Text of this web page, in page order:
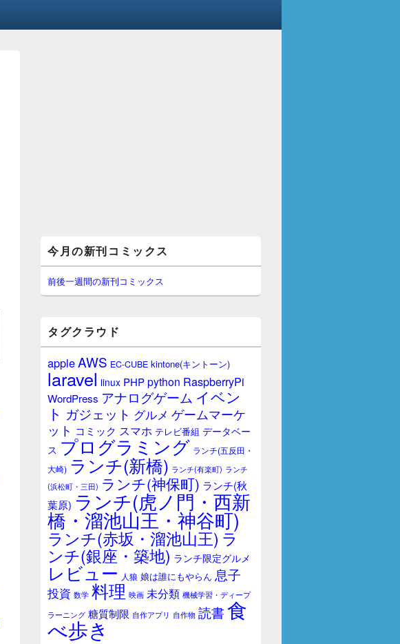
イ
ン
サ
イ
ー
ジ
ッ
ト
今月の新刊コミックス
前後一週間の新刊コミックス
タグクラウド
appleAWS EC-CUBE kintone(キントーン)
laravel linux PHPpython RaspberryPi
WordPress アナログゲーム イベン
ト ガジェット グルメ ゲームマーケ
ット コミック スマホ テレビ番組 データベー
ス プログラミング ランチ(五反田・
大崎) ランチ(新橋) ランチ(有楽町) ランチ
(浜松町・三田) ランチ(神保町) ランチ(秋
葉原) ランチ(虎ノ門・西新
橋・溜池山王・神谷町)
ランチ(赤坂・溜池山王) ラ
ンチ(銀座・築地) ランチ限定グルメ
レビュー 人狼 娘は誰にもやらん 息子
投資 数学 料理 映画 未分類 機械学習・ディープ
ラーニング 糖質制限 自作アプリ 自作物 読書食
べ歩き